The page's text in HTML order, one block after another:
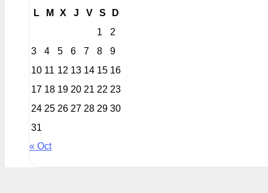
L
M X J V S
D
1
2
3
4 5 6 7 8
9
10 11 12 13 14 15 16
17 18 19 20 21 22 23
24 25 26 27 28 29 30
31
« Oct